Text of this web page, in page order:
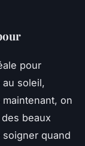
pour
soleil,
on
beaux
soigner quand